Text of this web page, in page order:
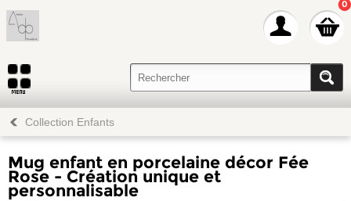
0
Collection Enfants
Mug enfant en porcelaine décor Fée
Rose - Création unique et
personnalisable